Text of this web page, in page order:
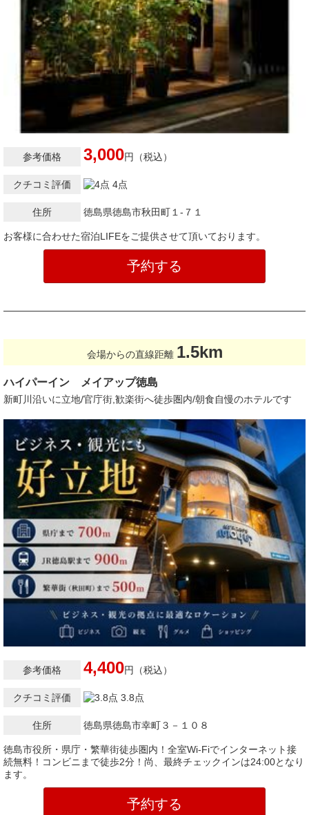
参考価格 3,000円（税込）
クチコミ評価 4点
住所 徳島県徳島市秋田町１‐７１
お客様に合わせた宿泊LIFEをご提供させて頂いております。
予約する
会場からの直線距離 1.5km
ハイパーイン メイアップ徳島
新町川沿いに立地/官庁街,歓楽街へ徒歩圏内/朝食自慢のホテルです
参考価格 4,400円（税込）
クチコミ評価 3.8点
住所 徳島県徳島市幸町３－１０８
徳島市役所・県庁・繁華街徒歩圏内！全室Wi-Fiでインターネット接
続無料！コンビニまで徒歩2分！尚、最終チェックインは24:00となり
ます。
予約する